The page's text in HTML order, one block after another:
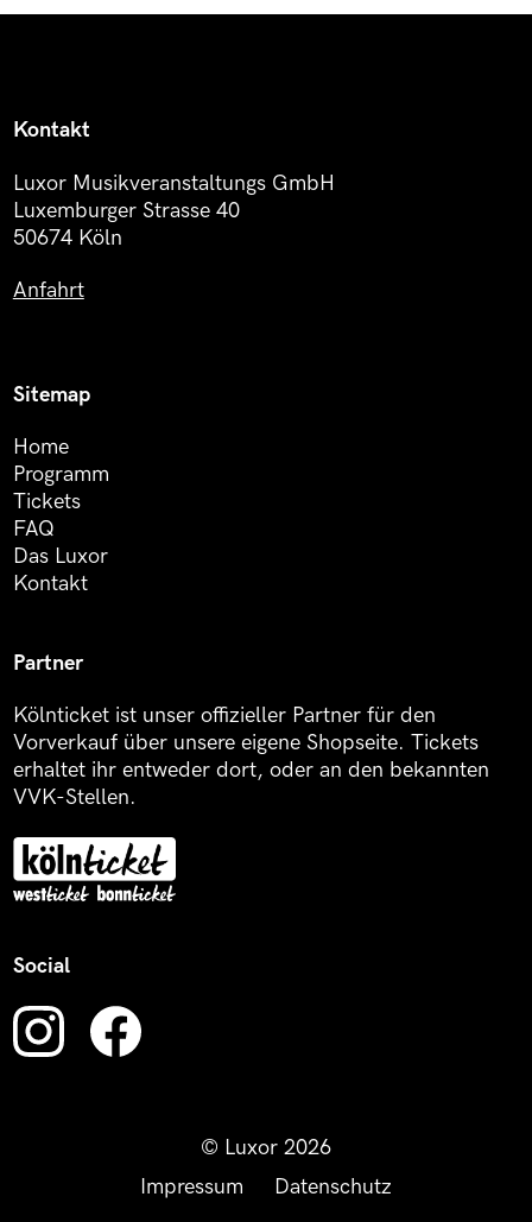
Kontakt
Luxor Musikveranstaltungs GmbH
Luxemburger Strasse 40
50674 Köln
Anfahrt
Sitemap
Home
Programm
Tickets
FAQ
Das Luxor
Kontakt
Partner
Kölnticket ist unser offizieller Partner für den
Vorverkauf über unsere eigene Shopseite. Tickets
erhaltet ihr entweder dort, oder an den bekannten
VVK-Stellen.
Social
© Luxor 2026
Impressum
Datenschutz